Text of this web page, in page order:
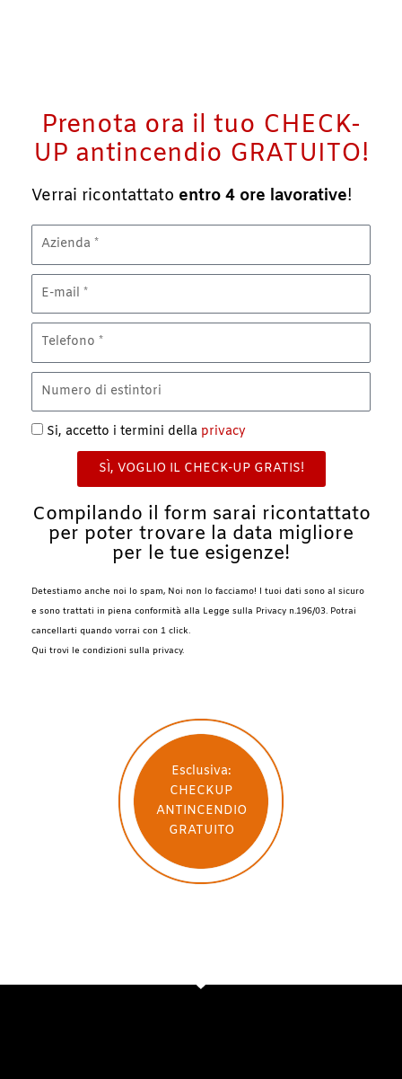
Prenota ora il tuo CHECK-
UP antincendio GRATUITO!
Verrai ricontattato entro 4 ore lavorative!
Azienda
Telefono
Si, accetto i termini della privacy
SÌ, VOGLIO IL CHECK-UP GRATIS!
Compilando il form sarai ricontattato
per poter trovare la data migliore
per le tue esigenze!
Detestiamo anche noi lo spam, Noi non lo facciamo! I tuoi dati sono al sicuro
e sono trattati in piena conformità alla Legge sulla Privacy n.196/03. Potrai
cancellarti quando vorrai con 1 click.
Qui trovi le condizioni sulla privacy.
Esclusiva:
CHECKUP
ANTINCENDIO
GRATUITO